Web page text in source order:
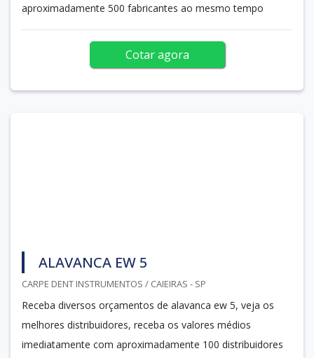
aproximadamente 500 fabricantes ao mesmo tempo
Cotar agora
ALAVANCA EW 5
CARPE DENT INSTRUMENTOS / CAIEIRAS - SP
Receba diversos orçamentos de alavanca ew 5, veja os
melhores distribuidores, receba os valores médios
imediatamente com aproximadamente 100 distribuidores